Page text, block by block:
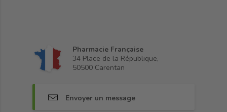
Pharmacie Française
34 Place de la République,
50500 Carentan
Envoyer un message